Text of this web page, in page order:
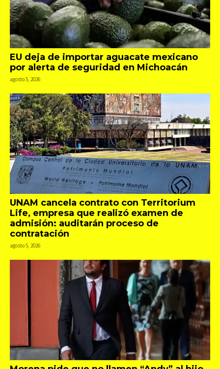
EU deja de importar aguacate mexicano
por alerta de seguridad en Michoacán
agosto 5, 2026
UNAM cancela contrato con Territorium
Life, empresa que realizó examen de
admisión: auditarán proceso de
contratación
agosto 5, 2026